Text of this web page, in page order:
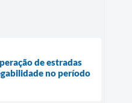
de estradas
no período